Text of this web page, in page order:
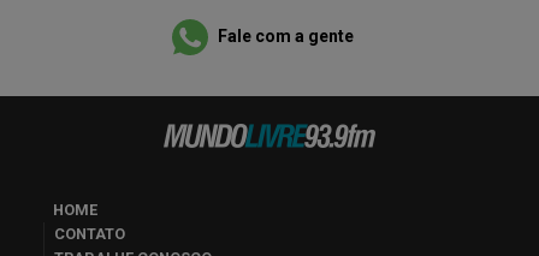
Fale com a gente
HOME
CONTATO